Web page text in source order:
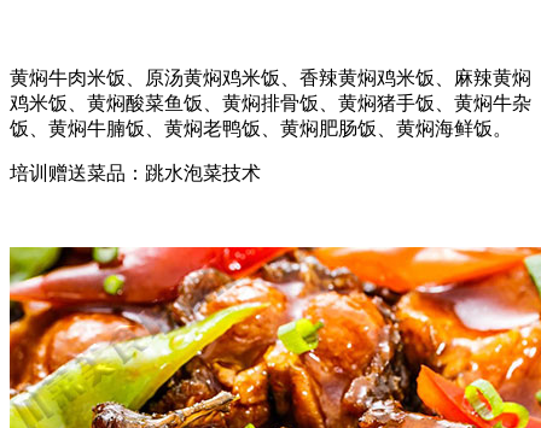
黄焖牛肉米饭、原汤黄焖鸡米饭、香辣黄焖鸡米饭、麻辣黄焖
鸡米饭、黄焖酸菜鱼饭、黄焖排骨饭、黄焖猪手饭、黄焖牛杂
饭、黄焖牛腩饭、黄焖老鸭饭、黄焖肥肠饭、黄焖海鲜饭。
培训赠送菜品：跳水泡菜技术